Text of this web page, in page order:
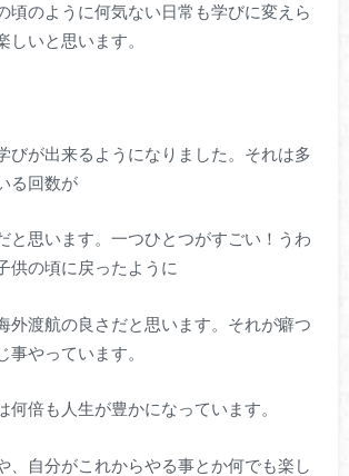
頃のように何気ない日常も学びに変えら
しいと思います。
びが出来るようになりました。それは多
る回数が
と思います。一つひとつがすごい！うわ
供の頃に戻ったように
外渡航の良さだと思います。それが癖つ
事やっています。
何倍も人生が豊かになっています。
、自分がこれからやる事とか何でも楽し